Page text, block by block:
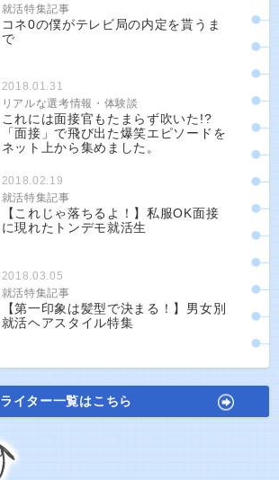
就活特集記事
コネ0の僕がテレビ局の内定を貰うま
で
2018.01.31
リアルな選考情報・体験談
これには面接官もたまらず吹いた!?
「面接」で飛び出た爆笑エピソードを
ネット上から集めました。
2018.02.19
就活特集記事
【これじゃ落ちるよ！】私服OK面接
に現れたトンデモ就活生
2018.03.05
就活特集記事
【第一印象は髪型で決まる！】男女別
就活ヘアスタイル特集
ライター一覧はこちら